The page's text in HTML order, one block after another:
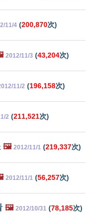
11/4 (200,870次)
2012/11/3 (43,204次)
11/2 (196,158次)
2 (211,521次)
🖼️ 2012/11/1 (219,337次)
2012/11/1 (56,257次)
🖼️ 2012/10/31 (78,185次)